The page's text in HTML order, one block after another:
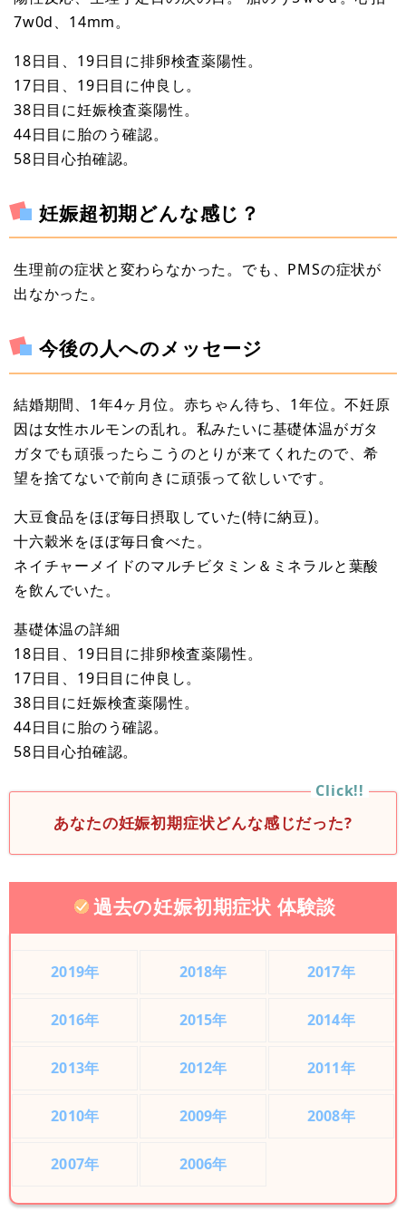
7w0d、14mm。
18日目、19日目に排卵検査薬陽性。
17日目、19日目に仲良し。
38日目に妊娠検査薬陽性。
44日目に胎のう確認。
58日目心拍確認。
妊娠超初期どんな感じ？
生理前の症状と変わらなかった。でも、PMSの症状が
出なかった。
今後の人へのメッセージ
結婚期間、1年4ヶ月位。赤ちゃん待ち、1年位。不妊原
因は女性ホルモンの乱れ。私みたいに基礎体温がガタ
ガタでも頑張ったらこうのとりが来てくれたので、希
望を捨てないで前向きに頑張って欲しいです。
大豆食品をほぼ毎日摂取していた(特に納豆)。
十六穀米をほぼ毎日食べた。
ネイチャーメイドのマルチビタミン＆ミネラルと葉酸
を飲んでいた。
基礎体温の詳細
18日目、19日目に排卵検査薬陽性。
17日目、19日目に仲良し。
38日目に妊娠検査薬陽性。
44日目に胎のう確認。
58日目心拍確認。
あなたの妊娠初期症状どんな感じだった?
過去の妊娠初期症状 体験談
2019年 2018年 2017年
2016年 2015年 2014年
2013年 2012年 2011年
2010年 2009年 2008年
2007年 2006年